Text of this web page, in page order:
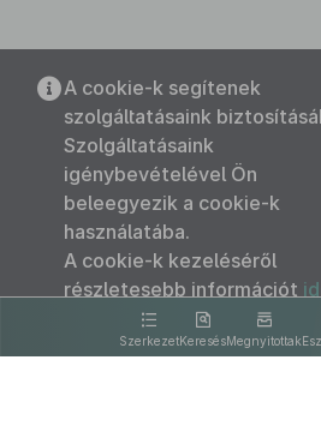
SzerkezetKeresésMegnyitottak
A cookie-k segítenek
szolgáltatásaink
Szolgáltatásaink
igénybevételével Ön
beleegyezik a cookie-k
használatába.
A cookie-k kezeléséről
részletesebb információt
kattintva olvashat.